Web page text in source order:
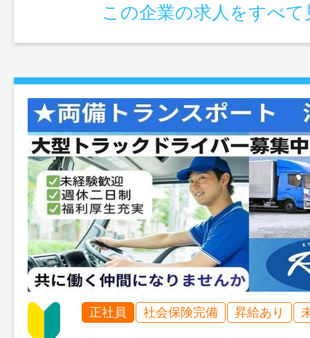
この企業の求人をすべて
正社員 社会保険完備 昇給あり